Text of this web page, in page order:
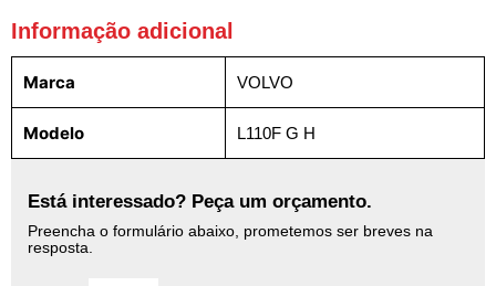
Informação adicional
Marca VOLVO
Modelo L110F G H
Está interessado? Peça um orçamento.
Preencha o formulário abaixo, prometemos ser breves na
resposta.